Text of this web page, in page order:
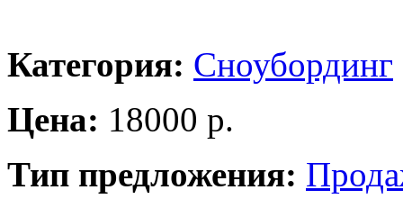
Категория: Сноубординг
Цена: 18000 р.
Тип предложения: